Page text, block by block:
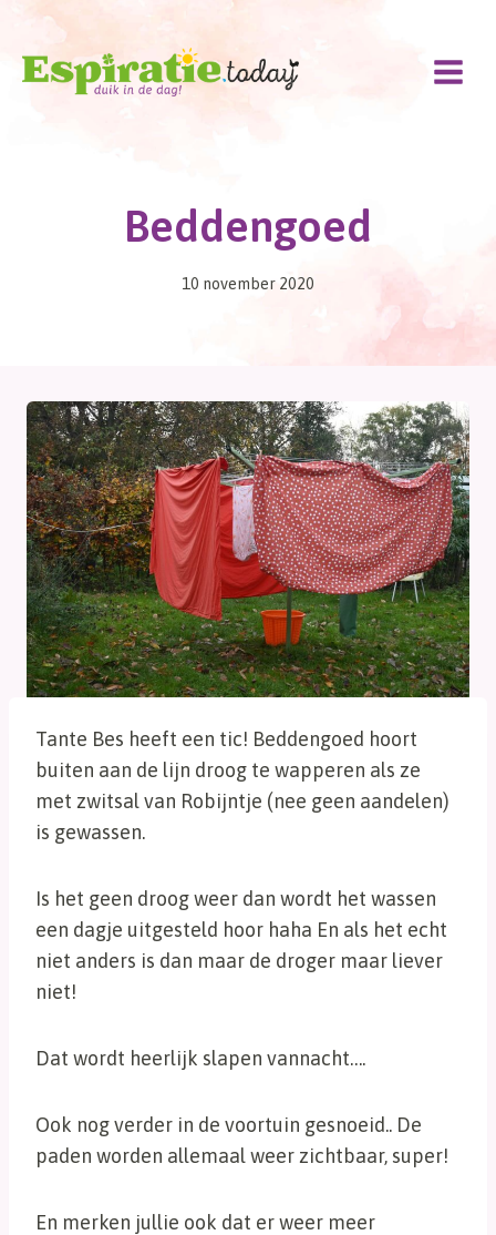
Doorgaan
inhoud
Beddengoed
10 november 2020
Tante Bes heeft een tic! Beddengoed hoort
buiten aan de lijn droog te wapperen als ze
met zwitsal van Robijntje (nee geen aandelen)
is gewassen.
Is het geen droog weer dan wordt het wassen
een dagje uitgesteld hoor haha En als het echt
niet anders is dan maar de droger maar liever
niet!
Dat wordt heerlijk slapen vannacht….
Ook nog verder in de voortuin gesnoeid.. De
paden worden allemaal weer zichtbaar, super!
En merken jullie ook dat er weer meer